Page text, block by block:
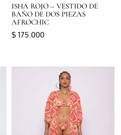
ISHA ROJO – VESTIDO DE
BAÑO DE DOS PIEZAS
AFROCHIC
$ 175.000